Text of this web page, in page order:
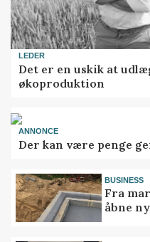
LEDER
Det er en uskik at
økoproduktion
ANNONCE
Der kan være penge
BUSINESS
Fra
åbne